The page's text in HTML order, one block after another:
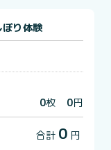
り体験
0枚 0円
合計 0 円